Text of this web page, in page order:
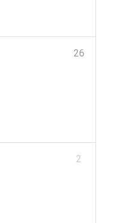
26
2